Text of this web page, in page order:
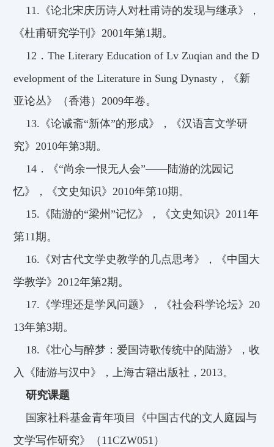
11. 《论北宋庆历诗人对杜甫诗的发现与继承》，
《杜甫研究学刊》2001年第1期。
12 ．The Literary Education of Lv Zuqian and the D
evelopment of the Literature in Sung Dynasty，《新
亚论丛》（香港）2009年卷。
13. 《论诚斋“新体”的形成》，《汉语言文学研
究》2010年第3期。
14 ．《“尚余一恨无人会”——陆游的沈园记
忆》，《文史知识》2010年第10期。
15. 《陆游的“梁州”记忆》，《文史知识》2011年
第11期。
16. 《对古代文学史教学的几点思考》，《中国大
学教学》2012年第2期。
17. 《学理还是学风问题》，《社会科学论坛》20
13年第3期。
18. 《壮心与醉梦：爱国诗歌传统中的陆游》，收
入《陆游与汉中》，上海古籍出版社，2013。
研究课题
国家社科基金青年项目《中国古代的文人庭园与
文学写作研究》（11CZW051）